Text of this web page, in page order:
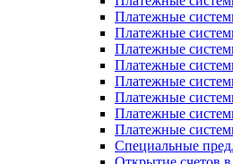
Платежные
Платежные
Платежные
Платежные
Платежные
Платежные
Платежные
Платежные
Специальные